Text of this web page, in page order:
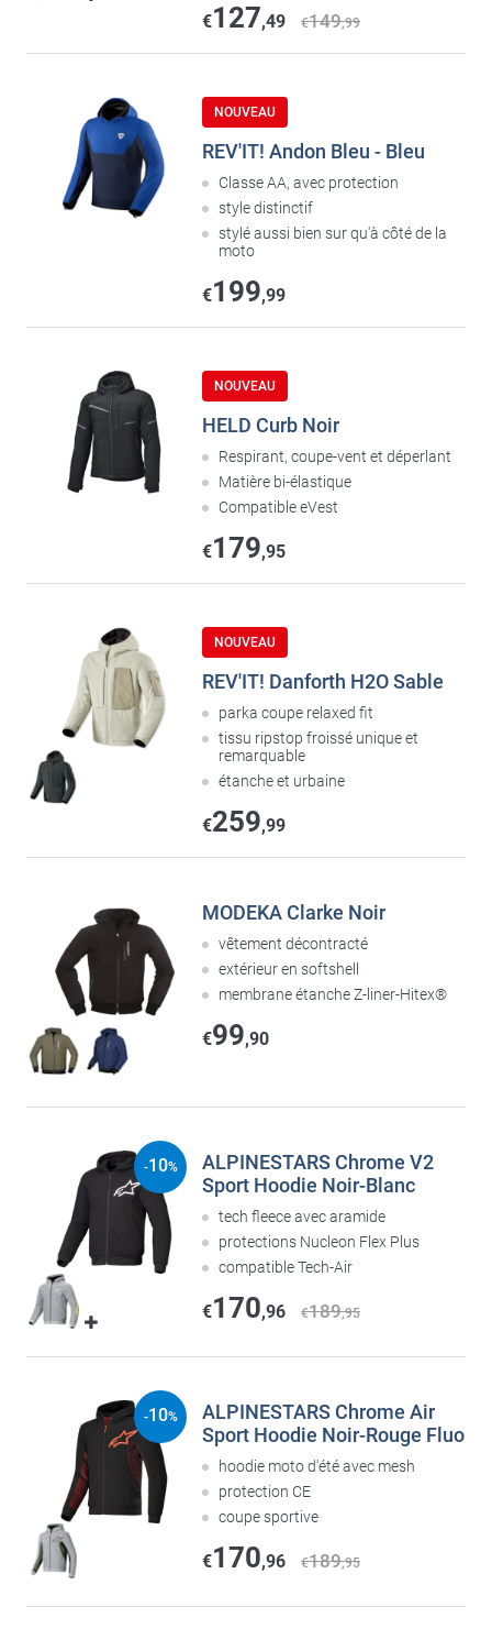
€127,49 €149,99
NOUVEAU
REV'IT! Andon Bleu - Bleu
Classe AA, avec protection
style distinctif
stylé aussi bien sur qu'à côté de la
moto
€199,99
NOUVEAU
HELD Curb Noir
Respirant, coupe-vent et déperlant
Matière bi-élastique
Compatible eVest
€179,95
NOUVEAU
REV'IT! Danforth H2O Sable
parka coupe relaxed fit
tissu ripstop froissé unique et
remarquable
étanche et urbaine
€259,99
MODEKA Clarke Noir
vêtement décontracté
extérieur en softshell
membrane étanche Z-liner-Hitex®
€99,90
ALPINESTARS Chrome V2
Sport Hoodie Noir-Blanc
tech fleece avec aramide
protections Nucleon Flex Plus
compatible Tech-Air
€170,96 €189,95
-10%
ALPINESTARS Chrome Air
Sport Hoodie Noir-Rouge Fluo
hoodie moto d'été avec mesh
protection CE
coupe sportive
€170,96 €189,95
-10%